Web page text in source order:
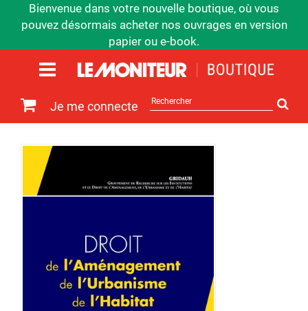
Bienvenue dans votre nouvelle boutique, où vous
pouvez désormais acheter nos ouvrages en version
papier ou e-book.
Je me connecte
sur
le